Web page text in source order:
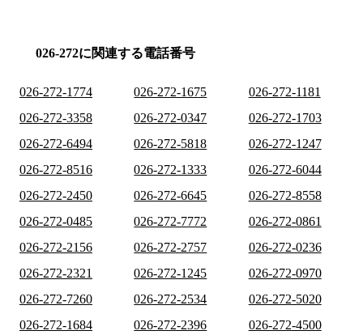
026-272に関連する電話番号
026-272-1774 026-272-1675
026-272-1181
026-272-3358
026-272-0347
026-272-1703
026-272-6494
026-272-5818
026-272-1247
026-272-8516
026-272-1333
026-272-6044
026-272-2450
026-272-6645
026-272-8558
026-272-0485
026-272-7772
026-272-0861
026-272-2156
026-272-2757
026-272-0236
026-272-2321
026-272-1245
026-272-0970
026-272-7260
026-272-2534
026-272-5020
026-272-1684
026-272-2396
026-272-4500